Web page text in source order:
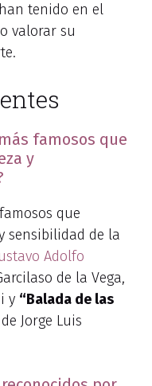
tenido en el
valorar su
famosos que
y
que
sensibilidad de la
Adolfo
de la Vega,
y “Balada de las
de Jorge Luis